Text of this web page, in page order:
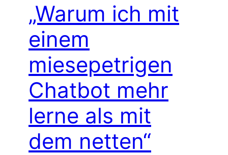
„Warum ich mit
einem
miesepetrigen
Chatbot mehr
lerne als mit
dem netten“